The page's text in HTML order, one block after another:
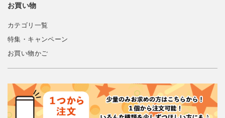
お買い物
カテゴリ一覧
特集・キャンペーン
お買い物かご